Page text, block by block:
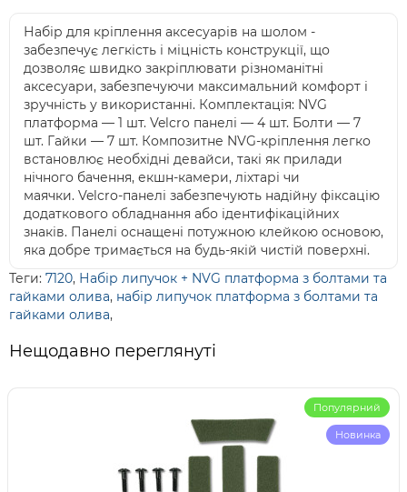
Набір для кріплення аксесуарів на шолом -
забезпечує легкість і міцність конструкції, що
дозволяє швидко закріплювати різноманітні
аксесуари, забезпечуючи максимальний комфорт і
зручність у використанні. Комплектація: NVG
платформа — 1 шт. Velcro панелі — 4 шт. Болти — 7
шт. Гайки — 7 шт. Композитне NVG-кріплення легко
встановлює необхідні девайси, такі як прилади
нічного бачення, екшн-камери, ліхтарі чи
маячки. Velcro-панелі забезпечують надійну фіксацію
додаткового обладнання або ідентифікаційних
знаків. Панелі оснащені потужною клейкою основою,
яка добре тримається на будь-якій чистій поверхні.
Теги: 7120, Набір липучок + NVG платформа з болтами та
гайками олива, набір липучок платформа з болтами та
гайками олива,
Нещодавно переглянуті
Популярний
Новинка